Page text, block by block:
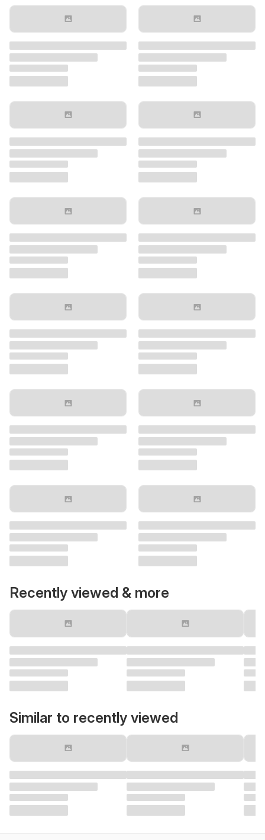
Recently viewed & more
Similar to recently viewed